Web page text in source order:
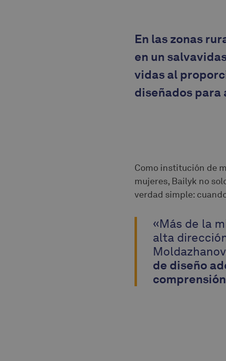
En las zonas
en un
vidas al
diseñados para
Como institución de
mujeres, Bailyk no
verdad simple:
«Más de la
alta
de diseño